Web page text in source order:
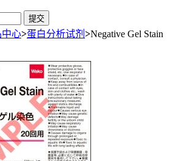
提交
中心>蛋白分析试剂 >Negative Gel Stain